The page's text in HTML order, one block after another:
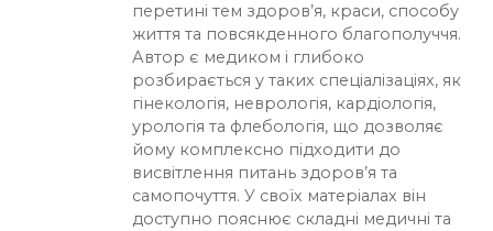
перетині тем здоров’я, краси, способу
життя та повсякденного благополуччя.
Автор є медиком і глибоко
розбирається у таких спеціалізаціях, як
гінекологія, неврологія, кардіологія,
урологія та флебологія, що дозволяє
йому комплексно підходити до
висвітлення питань здоров’я та
самопочуття. У своїх матеріалах він
доступно пояснює складні медичні та